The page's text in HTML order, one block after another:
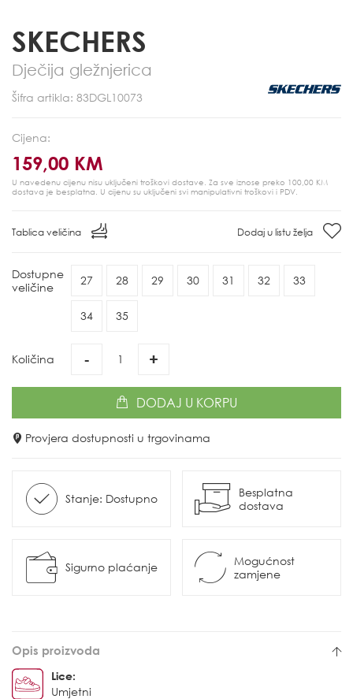
SKECHERS
Dječija gležnjerica
Šifra artikla: 83DGL10073
Cijena:
159,00 KM
U navedenu cijenu nisu uključeni troškovi dostave. Za sve iznose preko 100,00 KM
dostava je besplatna. U cijenu su uključeni svi manipulativni troškovi i PDV.
Tablica veličina Dodaj u listu želja
Dostupne
veličine
27 28 29 30 31 32 33
34 35
Količina - +
DODAJ U KORPU
Provjera dostupnosti u trgovinama
Stanje: Dostupno
Besplatna
dostava
Sigurno plaćanje
Mogućnost
zamjene
Opis proizvoda
Lice:
Umjetni